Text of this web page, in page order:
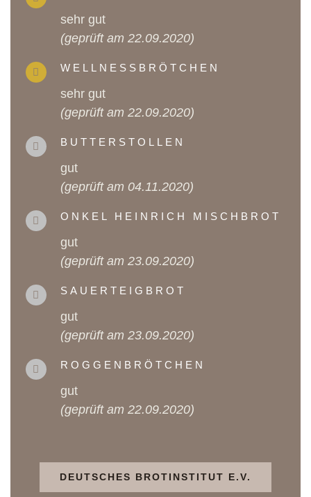
sehr gut
(geprüft am 22.09.2020)
WELLNESSBRÖTCHEN
sehr gut
(geprüft am 22.09.2020)
BUTTERSTOLLEN
gut
(geprüft am 04.11.2020)
ONKEL HEINRICH MISCHBROT
gut
(geprüft am 23.09.2020)
SAUERTEIGBROT
gut
(geprüft am 23.09.2020)
ROGGENBRÖTCHEN
gut
(geprüft am 22.09.2020)
DEUTSCHES BROTINSTITUT E.V.